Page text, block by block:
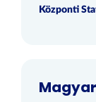
Központi